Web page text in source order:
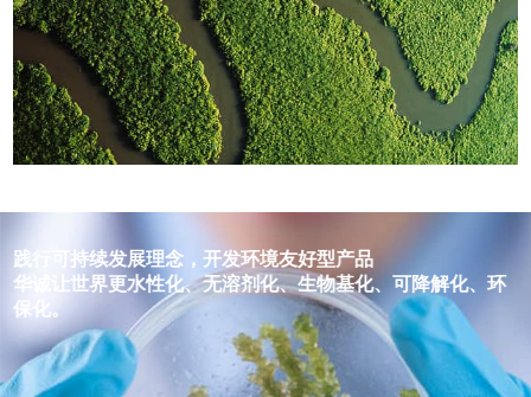
践行可持续发展理念，开发环境友好型产品
华诚让世界更水性化、无溶剂化、生物基化、可降解化、环
保化。